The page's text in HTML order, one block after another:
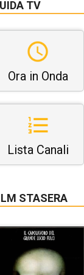
TV
Ora in Onda
Lista Canali
STASERA